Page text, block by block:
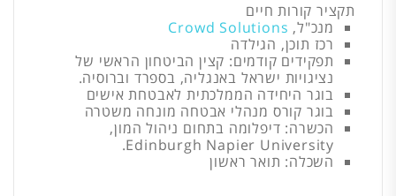
תקציר קורות חיים
מנכ"ל, Crowd Solutions
רכז תוכן, הגילדה
תפקידים קודמים: קצין הביטחון הראשי של
נציגויות ישראל באנגליה, בספרד וברוסיה.
בוגר היחידה הממלכתית לאבטחת אישים
בוגר קורס מנהלי אבטחה מונחה משטרה
הכשרה: דיפלומה בתחום ניהול המון,
Edinburgh Napier University.
השכלה: תואר ראשון